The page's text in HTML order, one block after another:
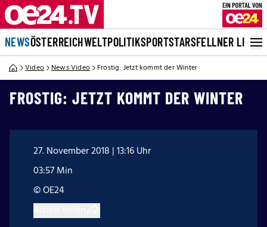
NEWSÖSTERREICHWELTPOLITIKSPORTSTARSFELLNER LIVE
Video News Video Frostig: Jetzt kommt der Winter
FROSTIG: JETZT KOMMT DER WINTER
27. November 2018 | 13:16 Uhr
03:57 Min
© OE24